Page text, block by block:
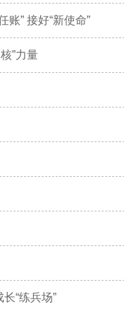
” 接好“新使命”
”力量
“练兵场”